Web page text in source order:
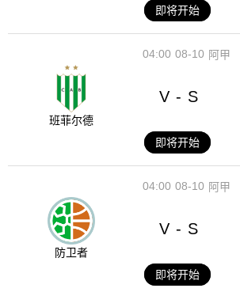
即将开始
08-10
04:00 阿甲
班菲尔德
V - S
即将开始
08-10
04:00 阿甲
防卫者
V - S
即将开始